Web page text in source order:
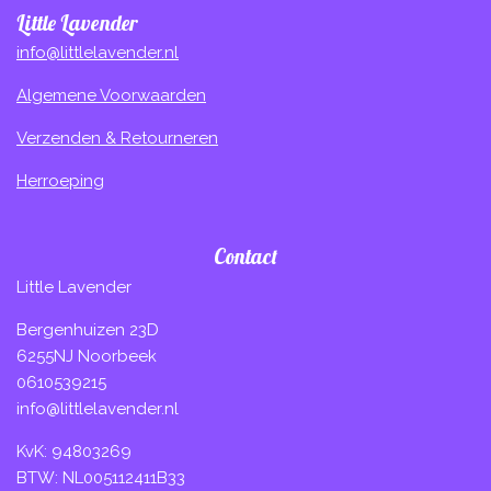
Little Lavender
info@littlelavender.nl
Algemene Voorwaarden
Verzenden & Retourneren
Herroeping
Contact
Little Lavender
Bergenhuizen 23D
6255NJ Noorbeek
0610539215
info@littlelavender.nl
KvK: 94803269
BTW: NL005112411B33